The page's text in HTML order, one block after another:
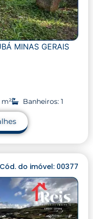
MINAS GERAIS
Banheiros: 1
Cód. do imóvel: 00377